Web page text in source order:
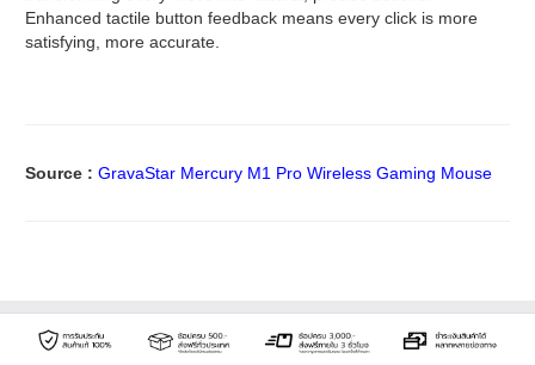
Enhanced tactile button feedback means every click is more
satisfying, more accurate.
Source : GravaStar Mercury M1 Pro Wireless Gaming Mouse